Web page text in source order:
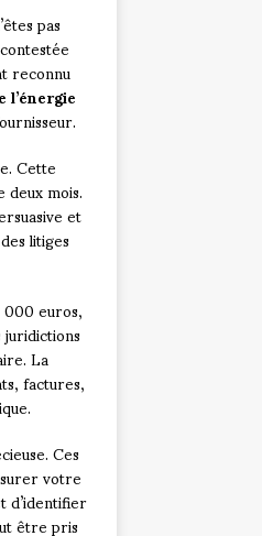
pas
reconnu
Cette
mois.
et
litiges
euros,
La
factures,
Ces
votre
être pris